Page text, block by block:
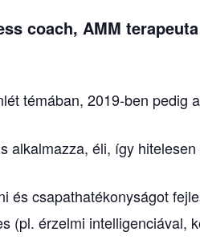
coach, AMM terapeuta
témában, 2019-ben pedig
éli, így
és csapathatékonyságot
(pl. érzelmi intelligenciával,